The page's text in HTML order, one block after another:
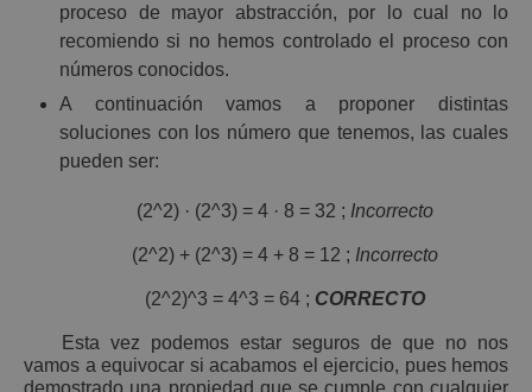
proceso de mayor abstracción, por lo cual no lo
recomiendo si no hemos controlado el proceso con
números conocidos.
A continuación vamos a proponer distintas
soluciones con los número que tenemos, las cuales
pueden ser:
(2^2) · (2^3) = 4 · 8 = 32 ; Incorrecto
(2^2) + (2^3) = 4 + 8 = 12 ; Incorrecto
(2^2)^3 = 4^3 = 64 ; CORRECTO
Esta vez podemos estar seguros de que no nos
vamos a equivocar si acabamos el ejercicio, pues hemos
demostrado una propiedad que se cumple con cualquier